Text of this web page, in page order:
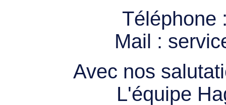
Téléphone
Mail :
Avec nos
L'équipe